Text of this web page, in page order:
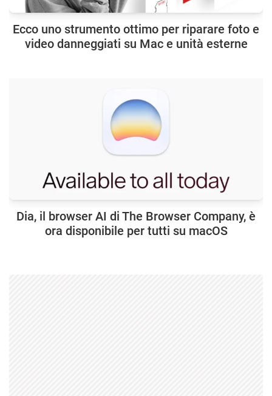
Ecco uno strumento ottimo per riparare foto e
video danneggiati su Mac e unità esterne
Dia, il browser AI di The Browser Company, è
ora disponibile per tutti su macOS